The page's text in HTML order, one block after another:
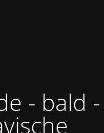
- bald -